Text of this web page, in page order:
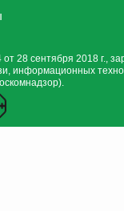
28 сентября 2018 г.,
информационных